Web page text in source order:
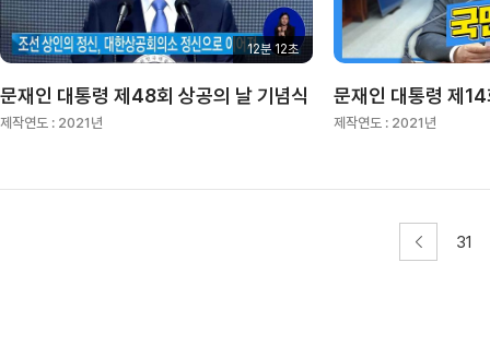
12분 12초
문재인 대통령 제48회 상공의 날 기념식
제작연도 : 2021년
문재인 대통령 제
제작연도 : 2021년
31